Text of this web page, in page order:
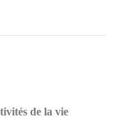
de la vie